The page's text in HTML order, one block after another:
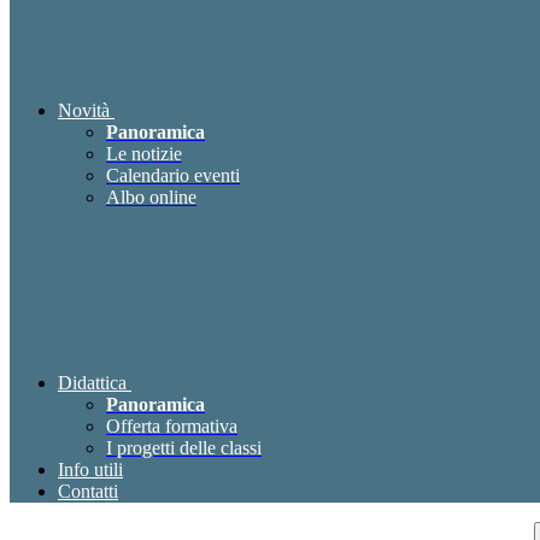
Novità
Panoramica
Le notizie
Calendario eventi
Albo online
Didattica
Panoramica
Offerta formativa
I progetti delle classi
Info utili
Contatti